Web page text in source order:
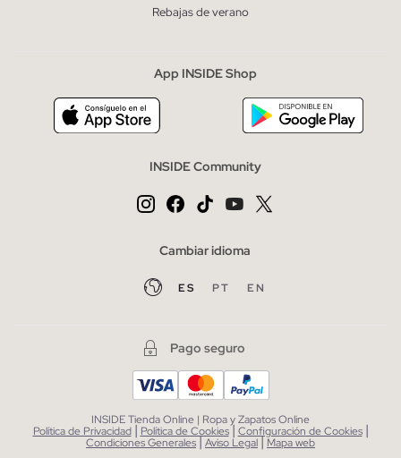
Rebajas de verano
App INSIDE Shop
INSIDE Community
Cambiar idioma
ES PT EN
Pago seguro
INSIDE Tienda Online | Ropa y Zapatos Online
Política de Privacidad | Política de Cookies| Configuración de Cookies |
Condiciones Generales|Aviso Legal| Mapa web